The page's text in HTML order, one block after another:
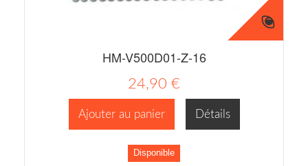
HM-V500D01-Z-16
24,90 €
Ajouter au panier Détails
Disponible